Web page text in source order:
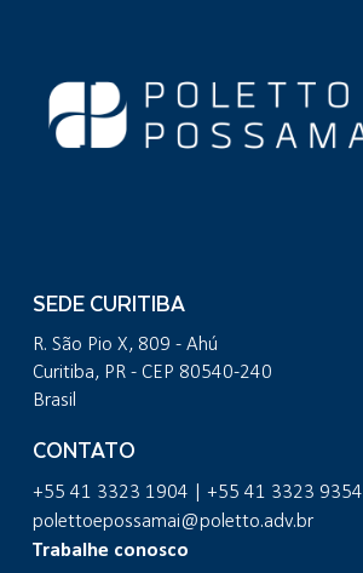
SEDE CURITIBA
R. São Pio X, 809 - Ahú
Curitiba, PR - CEP 80540-240
Brasil
CONTATO
+55 41 3323 1904 | +55 41 3323 9354
polettoepossamai@poletto.adv.br
Trabalhe conosco